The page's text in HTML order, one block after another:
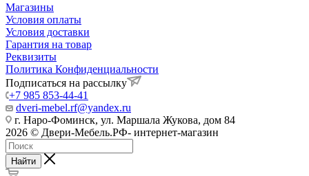
Магазины
Условия оплаты
Условия доставки
Гарантия на товар
Реквизиты
Политика Конфиденциальности
Подписаться на рассылку
+7 985 853-44-41
dveri-mebel.rf@yandex.ru
г. Наро-Фоминск, ул. Маршала Жукова, дом 84
2026 © Двери-Мебель.РФ- интернет-магазин
Найти